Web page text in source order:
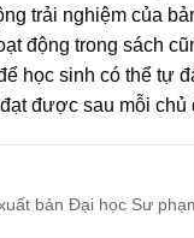
trải nghiệm của
động trong sách
học sinh có thể tự
được sau mỗi chủ
bản Đại học Sư